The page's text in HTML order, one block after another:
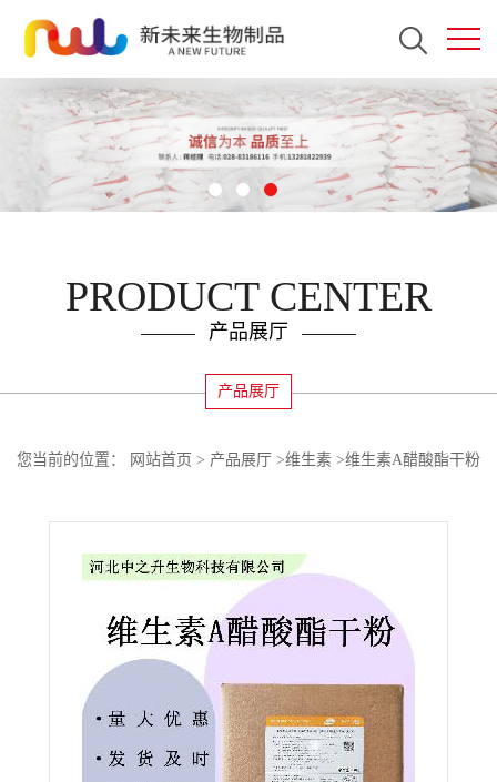
PRODUCT CENTER
产品展厅
产品展厅
您当前的位置： 网站首页 > 产品展厅 >维生素 >维生素A醋酸酯干粉